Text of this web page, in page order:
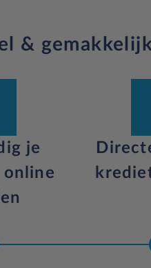
&
je
online